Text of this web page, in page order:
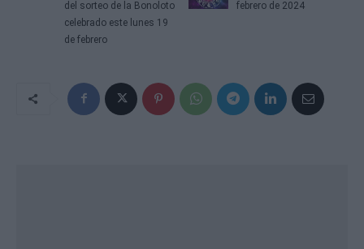
del sorteo de la Bonoloto
celebrado este lunes 19
de febrero
febrero de 2024